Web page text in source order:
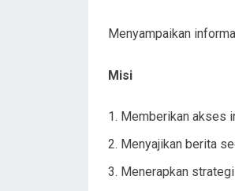
Menyampaikan
Misi
Memberikan akses
Menyajikan berita
Menerapkan